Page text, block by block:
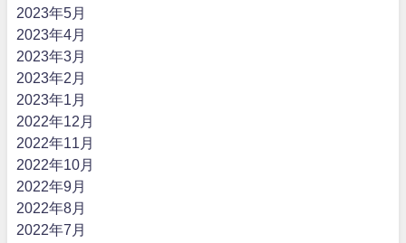
2023年5月
2023年4月
2023年3月
2023年2月
2023年1月
2022年12月
2022年11月
2022年10月
2022年9月
2022年8月
2022年7月